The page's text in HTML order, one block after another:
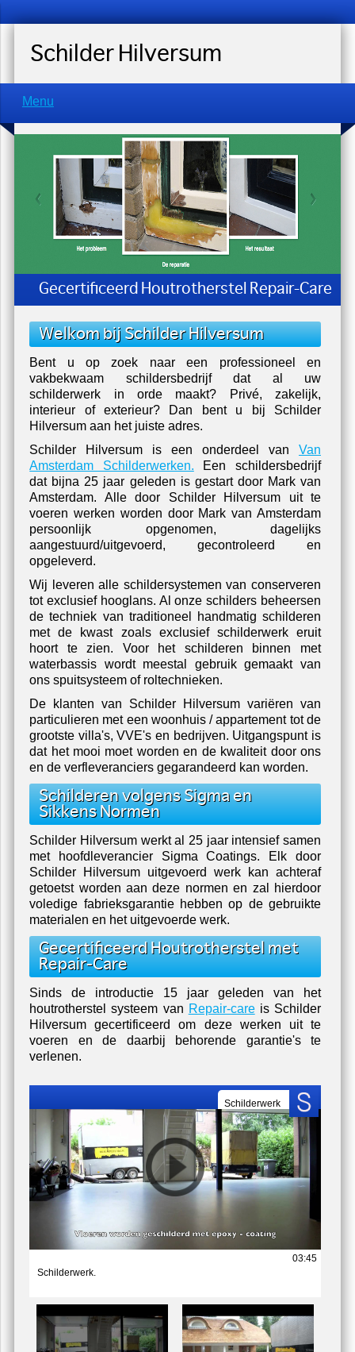
Schilder Hilversum
Menu
Schilder Project: Buitenzijde Villa Hooglans
Welkom bij Schilder Hilversum
Bent u op zoek naar een professioneel en
vakbekwaam schildersbedrijf dat al uw
schilderwerk in orde maakt? Privé, zakelijk,
interieur of exterieur? Dan bent u bij Schilder
Hilversum aan het juiste adres.
Schilder Hilversum is een onderdeel van
Van
Amsterdam Schilderwerken.
dat bijna 25 jaar geleden is gestart door Mark van
Amsterdam. Alle door Schilder Hilversum uit te
voeren werken worden door Mark van Amsterdam
persoonlijk opgenomen, dagelijks
aangestuurd/uitgevoerd, gecontroleerd en
opgeleverd.
Wij leveren alle schildersystemen van conserveren
tot exclusief hooglans. Al onze schilders beheersen
de techniek van traditioneel handmatig schilderen
met de kwast zoals exclusief schilderwerk eruit
hoort te zien. Voor het schilderen binnen met
waterbassis wordt meestal gebruik gemaakt van
ons spuitsysteem of roltechnieken.
De klanten van Schilder Hilversum variëren van
particulieren met een woonhuis / appartement tot de
grootste villa's, VVE's en bedrijven. Uitgangspunt is
dat het mooi moet worden en de kwaliteit door ons
en de verfleveranciersgegarandeerd kan worden.
Schilderen volgens Sigma en
Sikkens Normen
Schilder Hilversum werkt al 25 jaar intensief samen
met hoofdleverancier Sigma Coatings. Elk door
Schilder Hilversum uitgevoerd werk kan achteraf
getoetst worden aan deze normen en zal hierdoor
voledige fabrieksgarantie hebben op de gebruikte
materialen en het uitgevoerde werk.
Gecertificeerd Houtrotherstel met
Repair-Care
Sinds de introductie 15 jaar geleden van het
houtrotherstel systeem vanRepair-careis Schilder
Hilversum gecertificeerd om deze werken uit te
voeren en de daarbij behorende garantie's te
verlenen.
Schilderwerk